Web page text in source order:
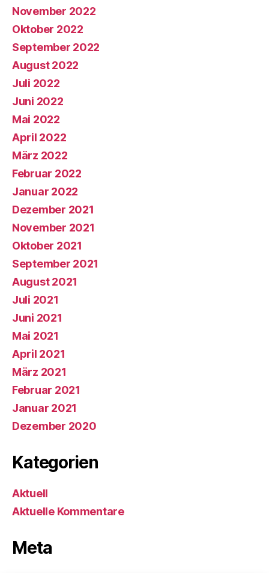
November 2022
Oktober 2022
September 2022
August 2022
Juli 2022
Juni 2022
Mai 2022
April 2022
März 2022
Februar 2022
Januar 2022
Dezember 2021
November 2021
Oktober 2021
September 2021
August 2021
Juli 2021
Juni 2021
Mai 2021
April 2021
März 2021
Februar 2021
Januar 2021
Dezember 2020
Kategorien
Aktuell
Aktuelle Kommentare
Meta